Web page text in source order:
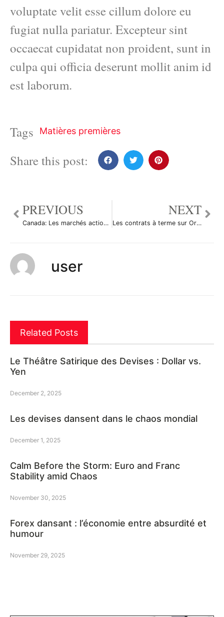
voluptate velit esse cillum dolore eu
fugiat nulla pariatur. Excepteur sint
occaecat cupidatat non proident, sunt in
culpa qui officia deserunt mollit anim id
est laborum.
Tags Matières premières
Share this post:
PREVIOUS
Canada: Les marchés actions finissent en baisse; l’indice S&P/TSX recule de 0,13%
NEXT
Les contrats à terme sur Or ont augmenté durant la séance en Asie
user
Related Posts
Le Théâtre Satirique des Devises : Dollar vs.
Yen
December 2, 2025
Les devises dansent dans le chaos mondial
December 1, 2025
Calm Before the Storm: Euro and Franc
Stability amid Chaos
November 30, 2025
Forex dansant : l’économie entre absurdité et
humour
November 29, 2025